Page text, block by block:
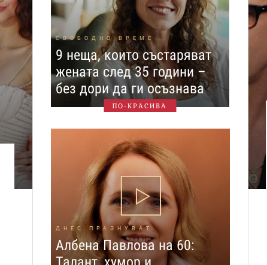
СВОБОДНО ВРЕМЕ
9 неща, които състаряват
жената след 35 години –
без дори да ги осъзнава
ПО-КРАСИВА
ДНЕС ПРАЗНУВАТ
Албена Павлова на 60: